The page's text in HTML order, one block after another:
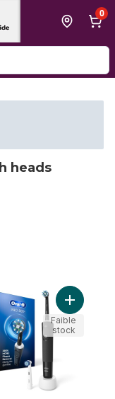
0
heads
de rechange pour
Ajouter
Faible
stock